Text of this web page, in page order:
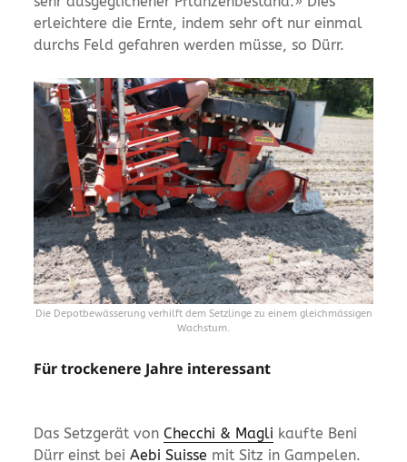
erleichtere die Ernte, indem sehr oft nur einmal
durchs Feld gefahren werden müsse, so Dürr.
Die Depotbewässerung verhilft dem Setzlinge zu einem gleichmässigen
Wachstum.
Für trockenere Jahre interessant
Das Setzgerät vonChecchi & Magli kaufte Beni
Dürr einst beiAebi Suisse mit Sitz in Gampelen.